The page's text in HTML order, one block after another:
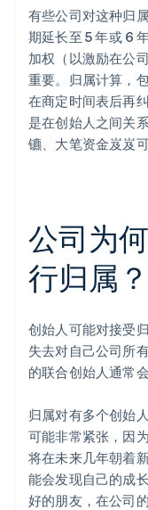
有些公司对这种归
期延长至 5 年或 6
加权（以激励在公
重要。归属计算，
在商定时间表后再
是在创始人之间关
镳、大笔资金岌岌
公司为
行归属？
创始人可能对接受
失去对自己公司所
的联合创始人通常
归属对有多个创始
可能非常紧张，因
将在未来几年朝着
能会发现自己的成
好的朋友，在公司